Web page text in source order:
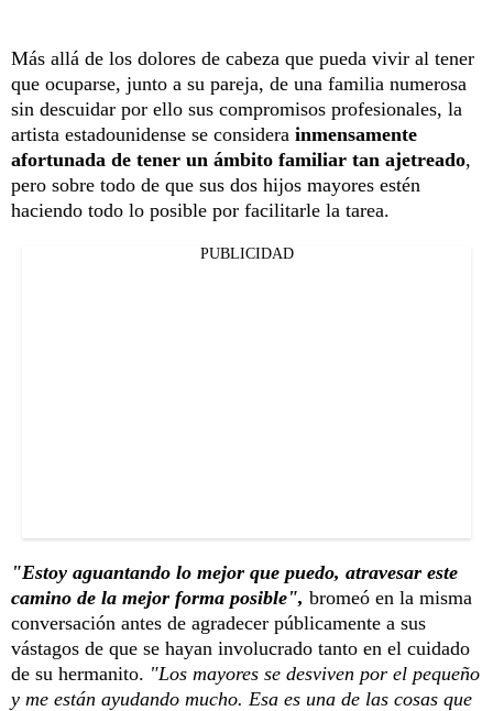
Más allá de los dolores de cabeza que pueda vivir al tener
que ocuparse, junto a su pareja, de una familia numerosa
sin descuidar por ello sus compromisos profesionales, la
artista estadounidense se considera inmensamente
afortunada de tener un ámbito familiar tan ajetreado,
pero sobre todo de que sus dos hijos mayores estén
haciendo todo lo posible por facilitarle la tarea.
PUBLICIDAD
"Estoy aguantando lo mejor que puedo, atravesar este
camino de la mejor forma posible", bromeó en la misma
conversación antes de agradecer públicamente a sus
vástagos de que se hayan involucrado tanto en el cuidado
de su hermanito. "Los mayores se desviven por el pequeño
y me están ayudando mucho. Esa es una de las cosas que